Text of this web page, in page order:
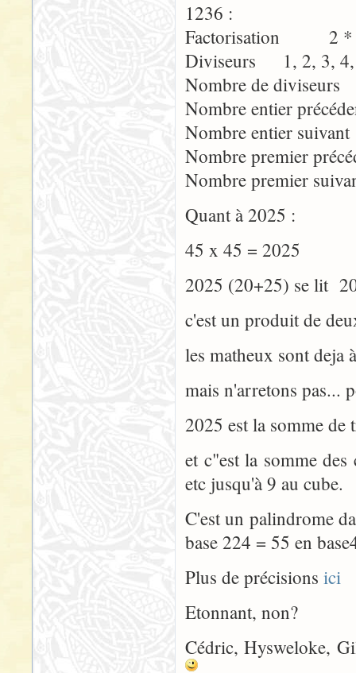
1236 :
Factorisation 2 *
Diviseurs 1, 2, 3, 4,
Nombre de
Nombre entier
Nombre entier
Nombre premier
Nombre premier
Quant à 2025 :
45 x 45 = 2025
2025 (20+25) se lit
c'est un produit de
les matheux sont deja
mais n'arretons pas...
2025 est la somme de
et c"est la somme
etc jusqu'à 9 au cube.
C'est un palindrome
base 224 = 55 en
Plus de précisions ici
Etonnant, non?
Cédric, Hysweloke,